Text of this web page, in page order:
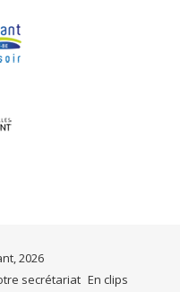
2026
secrétariat En clips